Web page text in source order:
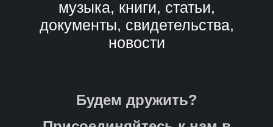
музыка, книги, статьи,
документы, свидетельства,
новости
Будем дружить?